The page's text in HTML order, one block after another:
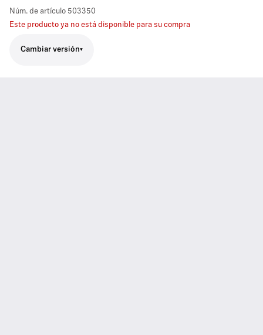
Núm. de artículo 503350
Este producto ya no está disponible para su compra
Cambiar versión